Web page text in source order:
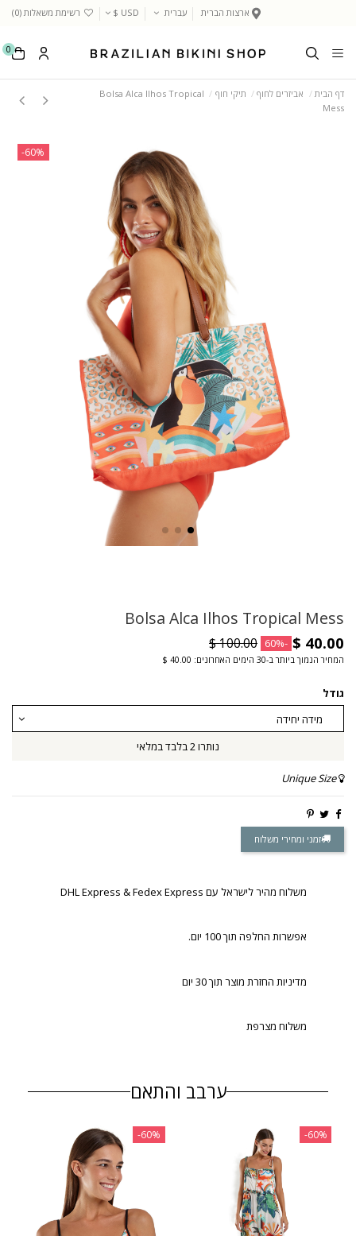
ארצות הברית עברית USD $ רשימת משאלות (0
)
0
דף הבית אביזרים לחוף תיקי חוף
Bolsa Alca Ilhos Tropical
Mess
‎-60%
Bolsa Alca Ilhos Tropical Mess
-60%
המחיר הנמוך ביותר ב-30 הימים האחרונים: ‏40.00 $
גודל
נותרו 2 בלבד במלאי
Unique Size
זמני ומחירי משלוח
משלוח מהיר לישראל עם DHL Express & Fedex Express
אפשרות החלפה תוך 100 יום.
מדיניות החזרת מוצר תוך 30 יום
משלוח מצרפת
ערבב והתאם
‎-60%
‎-60%